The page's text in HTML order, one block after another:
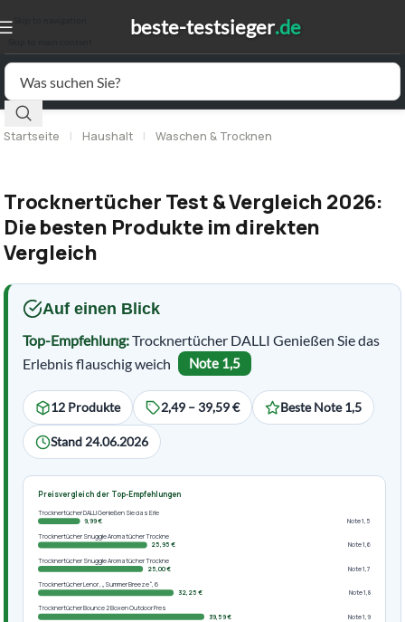
Startseite | Haushalt | Waschen & Trocknen
Trocknertücher Test & Vergleich 2026:
Die besten Produkte im direkten
Vergleich
Auf einen Blick
Top-Empfehlung:Trocknertücher DALLI Genießen Sie das
Erlebnis flauschig weich
Note 1,5
12 Produkte 2,49 – 39,59 € Beste Note 1,5
Stand 24.06.2026
Preisvergleich der Top-Empfehlungen
Trocknertücher DALLI Genießen Sie das Erle
9,99 €
Note 1,5
Trocknertücher Snuggle Aromatücher Trockne
25,95 €
Note 1,6
Trocknertücher Snuggle Aromatücher Trockne
25,00 €
Note 1,7
Trocknertücher Lenor , „Summer Breeze“, 6
32,25 €
Note 1,8
Trocknertücher Bounce 2 Boxen Outdoor Fres
39,59 €
Note 1,9